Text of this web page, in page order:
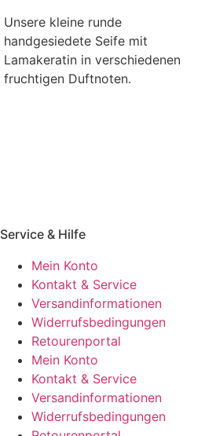
Unsere kleine runde
handgesiedete Seife mit
Lamakeratin in verschiedenen
fruchtigen Duftnoten.
Service & Hilfe
Mein Konto
Kontakt & Service
Versandinformationen
Widerrufsbedingungen
Retourenportal
Mein Konto
Kontakt & Service
Versandinformationen
Widerrufsbedingungen